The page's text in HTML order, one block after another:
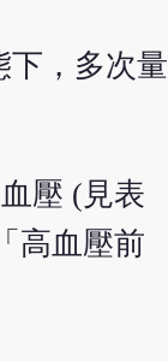
下，多次量
壓 (見表
高血壓前